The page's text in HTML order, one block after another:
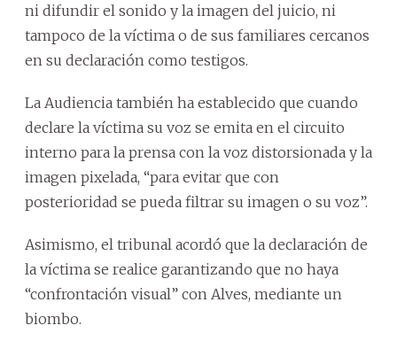
ni difundir el sonido y la imagen del juicio, ni
tampoco de la víctima o de sus familiares cercanos
en su declaración como testigos.
La Audiencia también ha establecido que cuando
declare la víctima su voz se emita en el circuito
interno para la prensa con la voz distorsionada y la
imagen pixelada, “para evitar que con
posterioridad se pueda filtrar su imagen o su voz”.
Asimismo, el tribunal acordó que la declaración de
la víctima se realice garantizando que no haya
“confrontación visual” con Alves, mediante un
biombo.